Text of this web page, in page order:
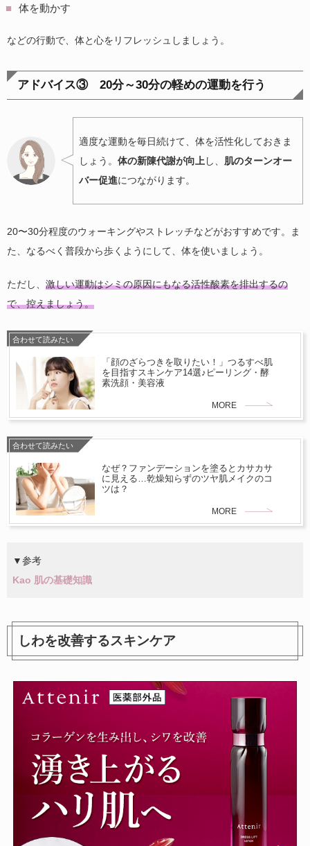
体を動かす
などの行動で、体と心をリフレッシュしましょう。
アドバイス③ 20分～30分の軽めの運動を行う
適度な運動を毎日続けて、体を活性化しておきま
しょう。 体の新陳代謝が向上 し、 肌のターンオー
バー促進につながります。
20〜30分程度のウォーキングやストレッチなどがおすすめです。ま
た、なるべく普段から歩くようにして、体を使いましょう。
ただし、 激しい運動はシミの原因にもなる活性酸素を排出するの
で、控えましょう。
合わせて読みたい
「顔のざらつきを取りたい！」つるすべ肌
を目指すスキンケア14選♪ピーリング・酵
素洗顔・美容液
MORE
合わせて読みたい
なぜ？ファンデーションを塗るとカサカサ
に見える…乾燥知らずのツヤ肌メイクのコ
ツは？
MORE
▼参考
Kao 肌の基礎知識
しわを改善するスキンケア